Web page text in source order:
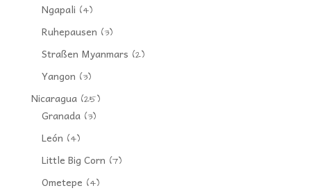
Ngapali (4)
Ruhepausen (3)
Straßen Myanmars (2)
Yangon (3)
Nicaragua(25)
Granada(3)
León (4)
Little Big Corn (7)
Ometepe (4)